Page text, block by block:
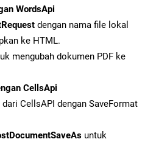
WordsApi
dengan nama file lokal
ke HTML.
mengubah dokumen PDF ke
CellsApi
dari CellsAPI dengan SaveFormat
untuk